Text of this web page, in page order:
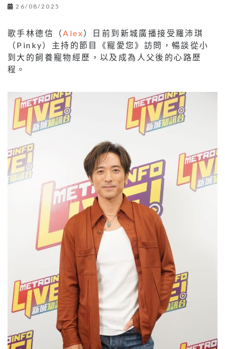
26/08/2025
歌手林德信（Alex）日前到新城廣播接受羅沛琪
（Pinky）主持的節目《寵愛您》訪問，暢談從小
到大的飼養寵物經歷，以及成為人父後的心路歷
程。